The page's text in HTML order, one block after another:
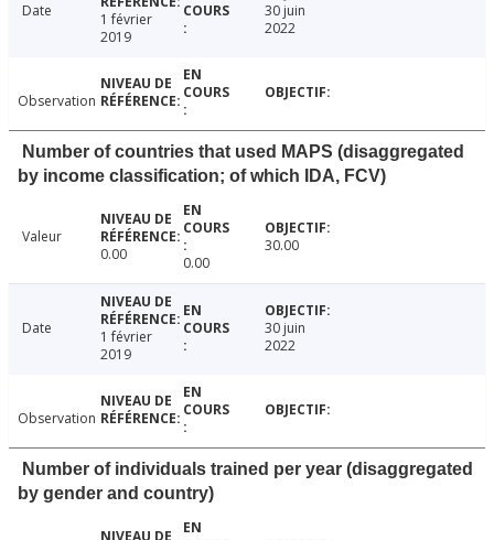
Date
1 février
2019
30 juin
2022
Observation
Number of countries that used MAPS (disaggregated
by income classification; of which IDA, FCV)
Valeur
0.00
0.00
30.00
Date
1 février
2019
30 juin
2022
Observation
Number of individuals trained per year (disaggregated
by gender and country)